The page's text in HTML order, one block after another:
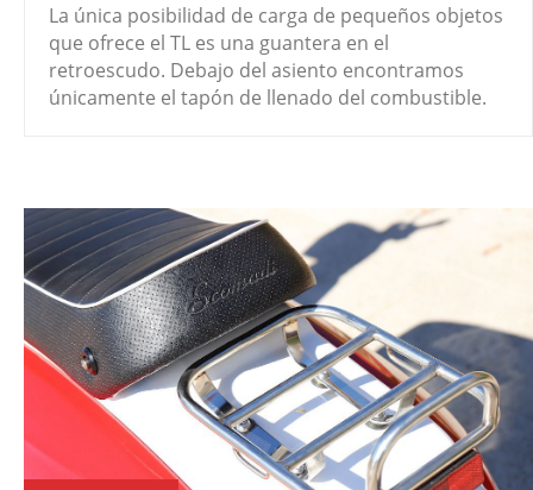
La única posibilidad de carga de pequeños objetos
que ofrece el TL es una guantera en el
retroescudo. Debajo del asiento encontramos
únicamente el tapón de llenado del combustible.